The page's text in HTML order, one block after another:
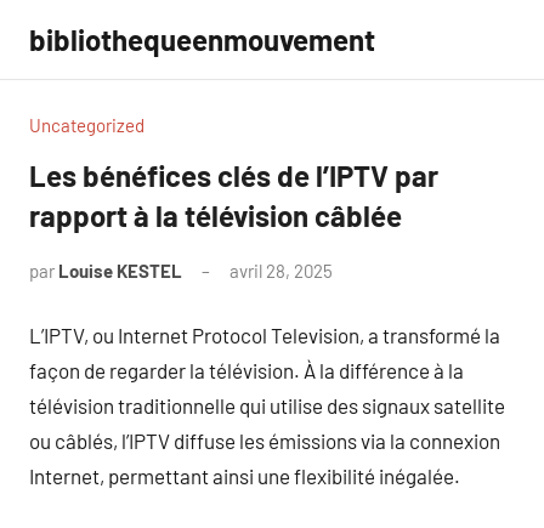
contenu
bibliothequeenmouvement
Uncategorized
Les bénéfices clés de l’IPTV par
rapport à la télévision câblée
par Louise KESTEL avril 28, 2025
L’IPTV, ou Internet Protocol Television, a transformé la
façon de regarder la télévision. À la différence à la
télévision traditionnelle qui utilise des signaux satellite
ou câblés, l’IPTV diffuse les émissions via la connexion
Internet, permettant ainsi une flexibilité inégalée.